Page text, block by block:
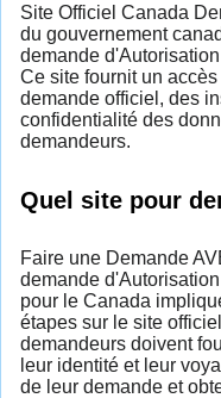
Site Officiel Canada
du gouvernement
demande
Ce site fournit un
demande officiel, des
confidentialité des
demandeurs.
Quel site pour
Faire une Demande
demande
pour le Canada
étapes sur le site
demandeurs doivent
leur identité et leur
de leur demande et